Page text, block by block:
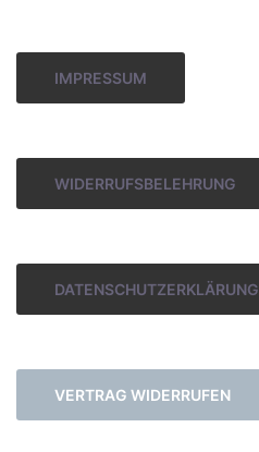
IMPRESSUM
WIDERRUFSBELEHRUNG
DATENSCHUTZERKLÄRUNG
VERTRAG WIDERRUFEN